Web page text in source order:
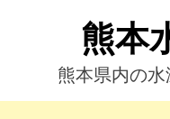
へ
熊本
熊本県内の